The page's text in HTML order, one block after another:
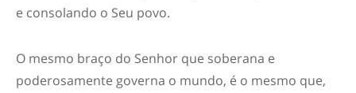
e consolando o Seu povo.
O mesmo braço do Senhor que soberana e
poderosamente governa o mundo, é o mesmo que,